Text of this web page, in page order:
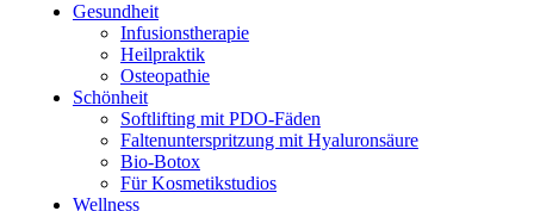
Gesundheit
Infusionstherapie
Heilpraktik
Osteopathie
Schönheit
Softlifting mit PDO-Fäden
Faltenunterspritzung mit Hyaluronsäure
Bio-Botox
Für Kosmetikstudios
Wellness